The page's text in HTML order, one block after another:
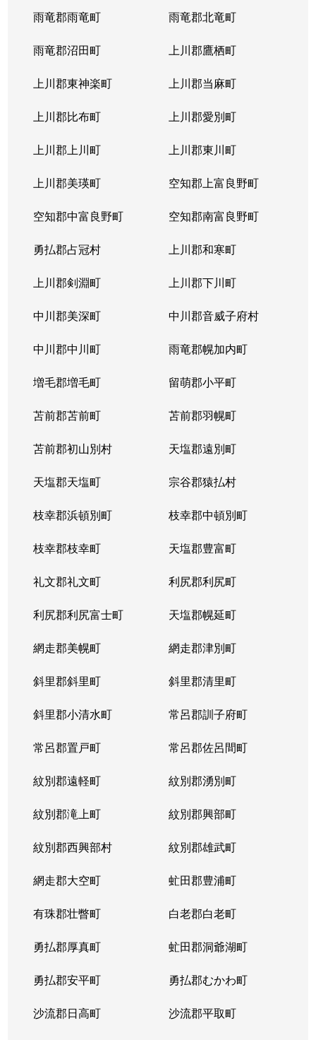
雨竜郡雨竜町 雨竜郡北竜町
雨竜郡沼田町 上川郡鷹栖町
上川郡東神楽町 上川郡当麻町
上川郡比布町 上川郡愛別町
上川郡上川町 上川郡東川町
上川郡美瑛町 空知郡上富良野町
空知郡中富良野町 空知郡南富良野町
勇払郡占冠村 上川郡和寒町
上川郡剣淵町 上川郡下川町
中川郡美深町 中川郡音威子府村
中川郡中川町 雨竜郡幌加内町
増毛郡増毛町 留萌郡小平町
苫前郡苫前町 苫前郡羽幌町
苫前郡初山別村 天塩郡遠別町
天塩郡天塩町 宗谷郡猿払村
枝幸郡浜頓別町 枝幸郡中頓別町
枝幸郡枝幸町 天塩郡豊富町
礼文郡礼文町 利尻郡利尻町
利尻郡利尻富士町 天塩郡幌延町
網走郡美幌町 網走郡津別町
斜里郡斜里町 斜里郡清里町
斜里郡小清水町 常呂郡訓子府町
常呂郡置戸町 常呂郡佐呂間町
紋別郡遠軽町 紋別郡湧別町
紋別郡滝上町 紋別郡興部町
紋別郡西興部村 紋別郡雄武町
網走郡大空町 虻田郡豊浦町
有珠郡壮瞥町 白老郡白老町
勇払郡厚真町 虻田郡洞爺湖町
勇払郡安平町 勇払郡むかわ町
沙流郡日高町 沙流郡平取町